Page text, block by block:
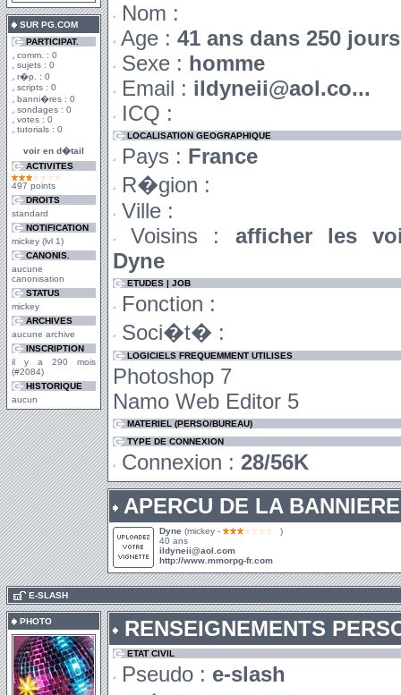
SUR PG.COM
PARTICIPAT.
comm. : 0
sujets : 0
r�p. : 0
scripts : 0
banni�res : 0
sondages : 0
votes : 0
tutorials : 0
voir en d�tail
ACTIVITES
497 points
DROITS
standard
NOTIFICATION
mickey (lvl 1)
CANONIS.
aucune
canonisation
STATUS
mickey
ARCHIVES
aucune archive
INSCRIPTION
il y a 290 mois
(#2084)
HISTORIQUE
aucun
Nom :
Age : 41 ans dans 250 jours
Sexe : homme
Email : ildyneii@aol.co...
ICQ :
LOCALISATION GEOGRAPHIQUE
Pays : France
R�gion :
Ville :
Voisins : afficher les
Dyne
ETUDES | JOB
Fonction :
Soci�t� :
LOGICIELS FREQUEMMENT UTILISES
Photoshop 7
Namo Web Editor 5
MATERIEL (PERSO/BUREAU)
TYPE DE CONNEXION
Connexion : 28/56K
APERCU DE LA
Dyne (mickey -
)
40 ans
ildyneii@aol.com
http://www.mmorpg-fr.com
E-SLASH
PHOTO RENSEIGNEMENTS
ETAT CIVIL
Pseudo : e-slash